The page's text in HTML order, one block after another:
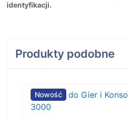
identyfikacji.
Produkty podobne
Nowość